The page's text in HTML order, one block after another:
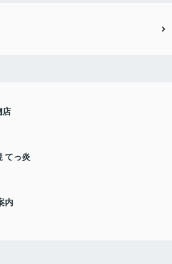
店
てっ炎
内